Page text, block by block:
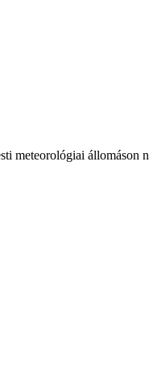
meteorológiai állomáson